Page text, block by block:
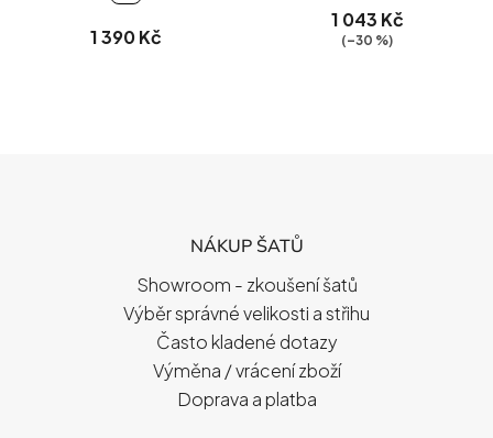
1 390 Kč
1 043 Kč
(–30 %)
NÁKUP ŠATŮ
Showroom - zkoušení šatů
Výběr správné velikosti a střihu
Často kladené dotazy
Výměna / vrácení zboží
Doprava a platba